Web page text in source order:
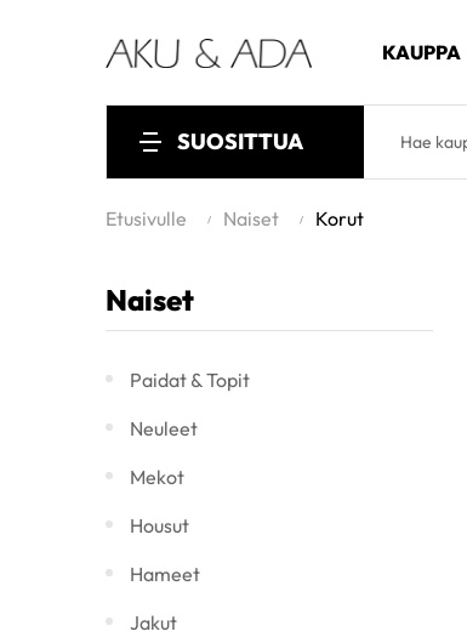
KAUPPA
SUOSITTUA
Etusivulle Naiset Korut
Naiset
Paidat & Topit
Neuleet
Mekot
Housut
Hameet
Jakut